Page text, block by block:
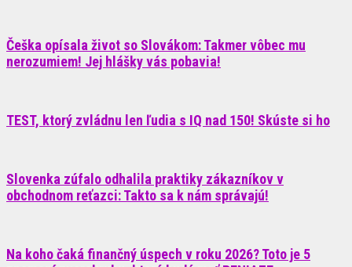
Češka opísala život so Slovákom: Takmer vôbec mu
nerozumiem! Jej hlášky vás pobavia!
TEST, ktorý zvládnu len ľudia s IQ nad 150! Skúste si ho
Slovenka zúfalo odhalila praktiky zákazníkov v
obchodnom reťazci: Takto sa k nám správajú!
Na koho čaká finančný úspech v roku 2026? Toto je 5